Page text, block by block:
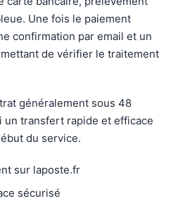
Une fois le paiement
confirmation par email et un
de vérifier le traitement
généralement sous 48
un transfert rapide et efficace
du service.
sur laposte.fr
sécurisé